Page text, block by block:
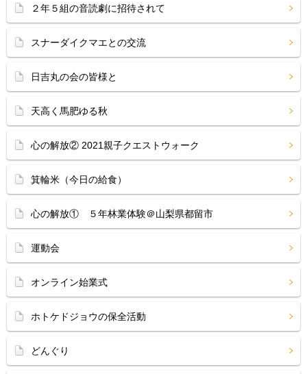
２年５組の音読劇に招待されて
スナーダイクマエとの交流
日吉丸の会の皆様と
天高く馬肥ゆる秋
心の解放② 2021親子クエストウォーク
箕輪米（今日の給食）
心の解放① ５年林業体験＠山梨県都留市
運動会
オンライン始業式
ホトケドジョウの保全活動
どんぐり